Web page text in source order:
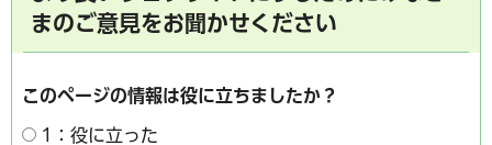
まのご意見をお聞かせください
このページの情報は役に立ちましたか？
1：役に立った